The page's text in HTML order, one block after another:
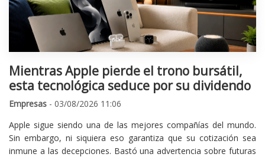
Mientras Apple pierde el trono bursátil,
esta tecnológica seduce por su dividendo
Empresas - 03/08/2026 11:06
Apple sigue siendo una de las mejores compañías del mundo.
Sin embargo, ni siquiera eso garantiza que su cotización sea
inmune a las decepciones. Bastó una advertencia sobre futuras